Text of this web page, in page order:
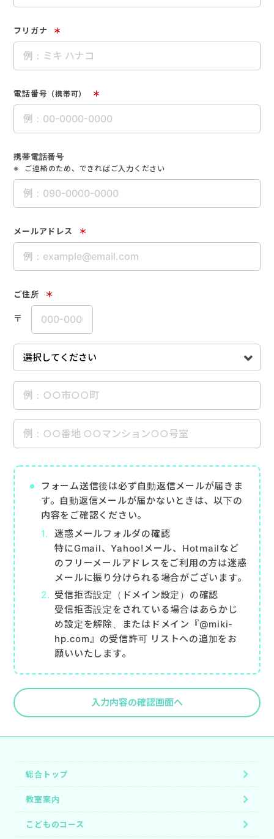
フリガナ ＊
電話番号 （携帯可） ＊
携帯電話番号
ご連絡のため、できればご入力ください
メールアドレス ＊
ご住所 ＊
〒
フォーム送信後は必ず自動返信メールが届きま
す。自動返信メールが届かないときは、以下の
内容をご確認ください。
迷惑メールフォルダの確認
特にGmail、Yahoo!メール、Hotmailなど
のフリーメールアドレスをご利用の方は迷惑
メールに振り分けられる場合がございます。
受信拒否設定（ドメイン設定）の確認
受信拒否設定をされている場合はあらかじ
め設定を解除、またはドメイン『@miki-
hp.com』の受信許可 リストへの追加をお
願いいたします。
入力内容の確認画面へ
総合トップ
教室案内
こどものコース